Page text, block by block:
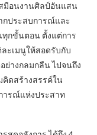
มือนงานศิลป์อันแสน
กประสบการณ์และ
กขั้นตอน ตั้งแต่การ
ะเมนูให้สอดรับกับ
างกลมกลืน ไปจนถึง
คิดสร้างสรรค์ใน
ารณ์แห่งประสาท